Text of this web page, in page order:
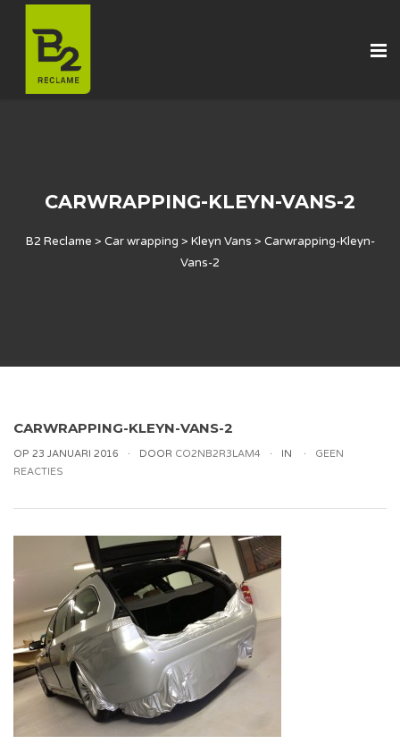
CARWRAPPING-KLEYN-VANS-2
B2 Reclame > Car wrapping > Kleyn Vans > Carwrapping-Kleyn-
Vans-2
CARWRAPPING-KLEYN-VANS-2
OP 23 JANUARI 2016 DOOR CO2NB2R3LAM4 IN
GEEN
REACTIES